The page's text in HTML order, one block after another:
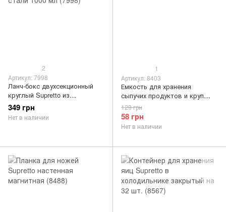
2
Артикул: 7998
Ланч-бокс двухсекционный
круглый Supretto из
нержавеющей стали 1000 мл
(7998)
349 грн
Нет в наличии
1
Артикул: 8403
Емкость для хранения
сыпучих продуктов и круп
Supretto 500 мл (8403)
58 грн
129 грн
Нет в наличии